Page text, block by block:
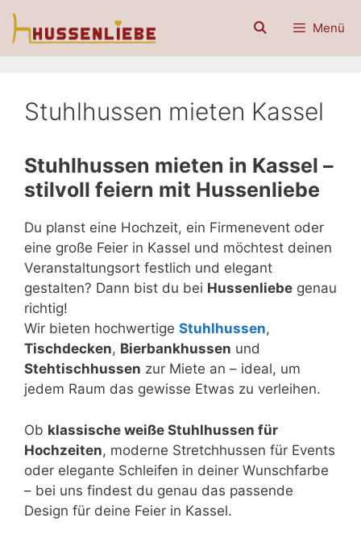
Zum
Inhalt
Menü
Stuhlhussen mieten Kassel
Stuhlhussen mieten in Kassel –
stilvoll feiern mit Hussenliebe
Du planst eine Hochzeit, ein Firmenevent oder
eine große Feier in Kassel und möchtest deinen
Veranstaltungsort festlich und elegant
gestalten? Dann bist du bei Hussenliebe genau
richtig!
Wir bieten hochwertige Stuhlhussen,
Tischdecken, Bierbankhussen und
Stehtischhussen zur Miete an – ideal, um
jedem Raum das gewisse Etwas zu verleihen.
Ob klassische weiße Stuhlhussen für
Hochzeiten, moderne Stretchhussen für Events
oder elegante Schleifen in deiner Wunschfarbe
– bei uns findest du genau das passende
Design für deine Feier in Kassel.